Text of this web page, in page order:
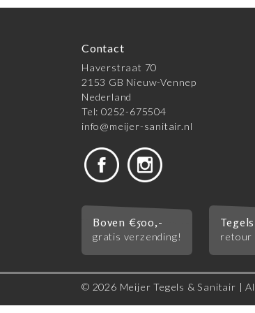
Contact
Haverstraat 70
2153 GB Nieuw-Vennep
Nederland
Tel: 0252-675504
info@meijer-sanitair.nl
Boven €500,-
gratis verzending! retour
© 2026 Meijer Tegels & Sanitair |